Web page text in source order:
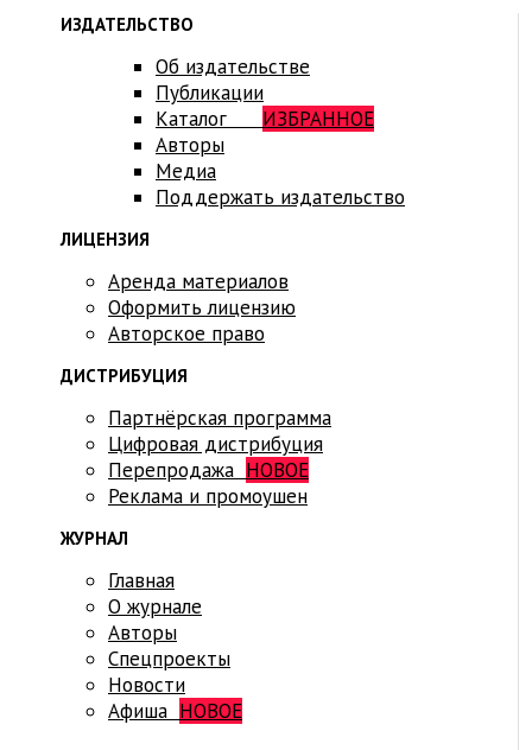
ИЗДАТЕЛЬСТВО
Об издательстве
Публикации
Каталог ИЗБРАННОЕ
Авторы
Медиа
Поддержать издательство
ЛИЦЕНЗИЯ
Аренда материалов
Оформить лицензию
Авторское право
ДИСТРИБУЦИЯ
Партнёрская программа
Цифровая дистрибуция
Перепродажа НОВОЕ
Реклама и промоушен
ЖУРНАЛ
Главная
О журнале
Авторы
Спецпроекты
Новости
Афиша НОВОЕ